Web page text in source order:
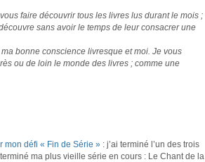
faire découvrir tous les livres lus durant le mois ;
sans avoir le temps de leur consacrer une
bonne conscience livresque et moi. Je vous
ou de loin le monde des livres ; comme une
mon défi « Fin de Série » : j’ai terminé l’un des trois
ma plus vieille série en cours : Le Chant de la